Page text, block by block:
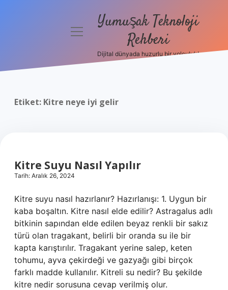
Politikası
menüyüYumuşak Teknoloji
Rehberi
Dijital dünyada huzurlu bir yolculuk!
Etiket: Kitre neye iyi gelir
Kitre Suyu Nasıl Yapılır
Tarih: Aralık 26, 2024
Kitre suyu nasıl hazırlanır? Hazırlanışı: 1. Uygun bir
kaba boşaltın. Kitre nasıl elde edilir? Astragalus adlı
bitkinin sapından elde edilen beyaz renkli bir sakız
türü olan tragakant, belirli bir oranda su ile bir
kapta karıştırılır. Tragakant yerine salep, keten
tohumu, ayva çekirdeği ve gazyağı gibi birçok
farklı madde kullanılır. Kitreli su nedir? Bu şekilde
kitre nedir sorusuna cevap verilmiş olur.